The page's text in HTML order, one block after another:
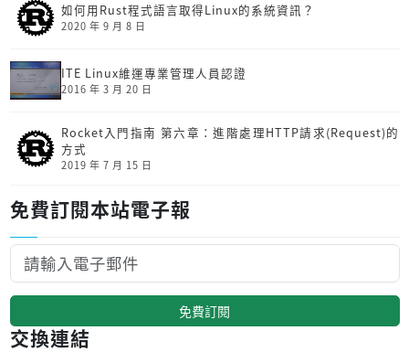
如何用Rust程式語言取得Linux的系統資訊？
2020 年 9 月 8 日
ITE Linux維運專業管理人員認證
2016 年 3 月 20 日
Rocket入門指南 第六章：進階處理HTTP請求(Request)的
方式
2019 年 7 月 15 日
免費訂閱本站電子報
免費訂閱
交換連結